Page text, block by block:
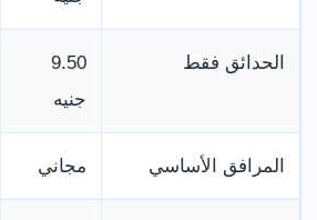
الحدائق فقط
9.50
جنيه
المرافق الأساسي مجاني